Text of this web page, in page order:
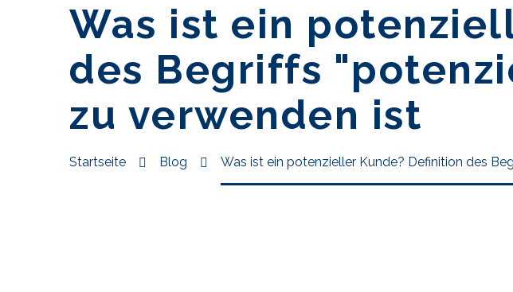
Was ist ein
des Begriffs
zu verwenden ist
Startseite Blog Was ist ein potenzieller Kunde? Definition des